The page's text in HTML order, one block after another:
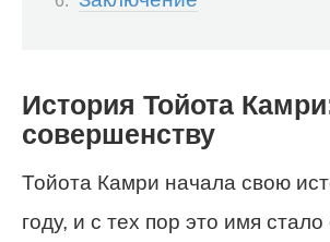
История Тойота
совершенству
Тойота Камри начала свою
году, и с тех пор это имя